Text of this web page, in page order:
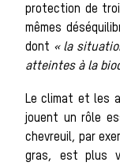
protection de
mêmes
dont « la
atteintes à la
Le climat et les
jouent un rôle
chevreuil, par
gras, est plus